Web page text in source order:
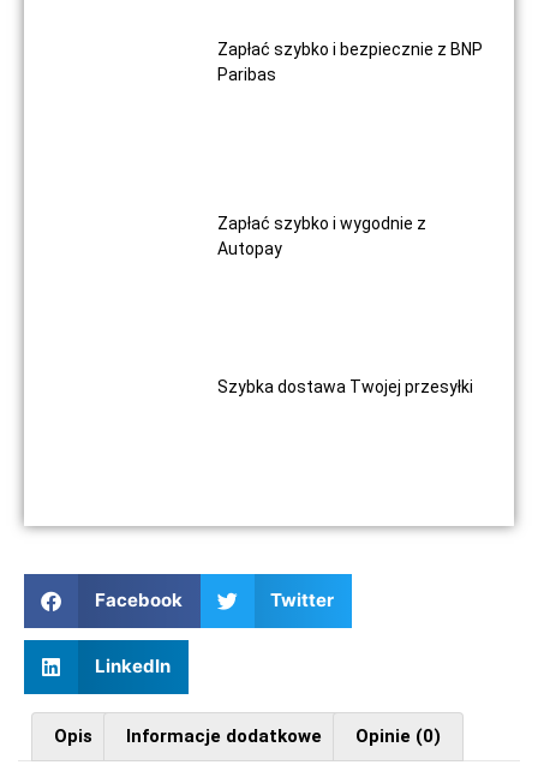
Facebook Twitter
LinkedIn
Zapłać szybko i bezpiecznie z BNP
Paribas
Zapłać szybko i wygodnie z
Autopay
Szybka dostawa Twojej przesyłki
Opis Informacje dodatkowe Opinie (0)